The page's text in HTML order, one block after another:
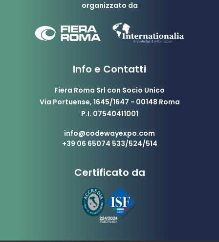
organizzato da
Info e Contatti
Fiera Roma Srl con Socio Unico
Via Portuense, 1645/1647 - 00148 Roma
P.I. 07540411001
info@codewayexpo.com
+39 06 65074 533/524/514
Certificato da